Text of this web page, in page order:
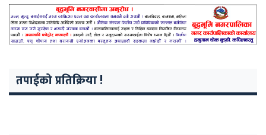
तपाईको प्रतिक्रिया !